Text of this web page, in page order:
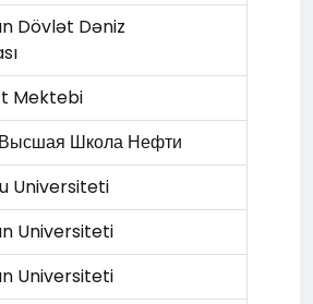
Dövlət Dəniz
Mektebi
Высшая Школа Нефти
Universiteti
Universiteti
Universiteti